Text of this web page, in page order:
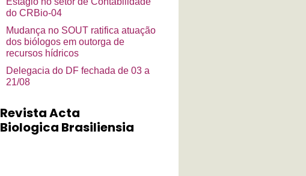
do CRBio-04
Mudança no SOUT ratifica atuação
dos biólogos em outorga de
recursos hídricos
Delegacia do DF fechada de 03 a
21/08
Revista Acta
Biologica Brasiliensia